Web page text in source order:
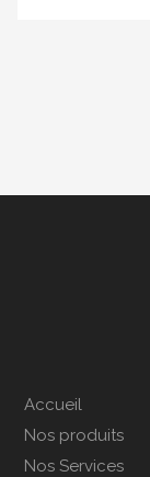
Accueil
Nos produits
Nos Services